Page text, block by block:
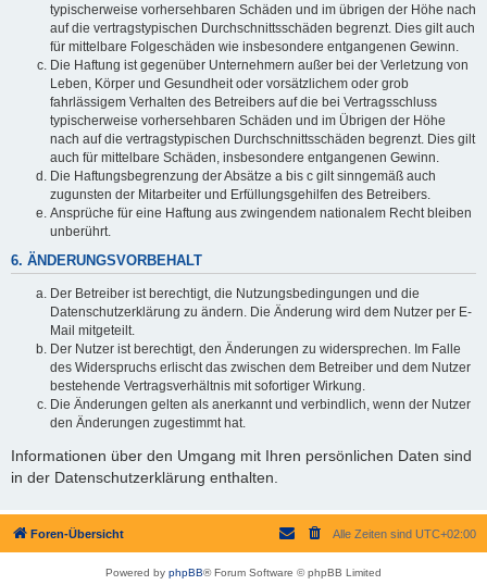
typischerweise vorhersehbaren Schäden und im übrigen der Höhe nach
auf die vertragstypischen Durchschnittsschäden begrenzt. Dies gilt auch
für mittelbare Folgeschäden wie insbesondere entgangenen Gewinn.
Die Haftung ist gegenüber Unternehmern außer bei der Verletzung von
Leben, Körper und Gesundheit oder vorsätzlichem oder grob
fahrlässigem Verhalten des Betreibers auf die bei Vertragsschluss
typischerweise vorhersehbaren Schäden und im Übrigen der Höhe
nach auf die vertragstypischen Durchschnittsschäden begrenzt. Dies gilt
auch für mittelbare Schäden, insbesondere entgangenen Gewinn.
Die Haftungsbegrenzung der Absätze a bis c gilt sinngemäß auch
zugunsten der Mitarbeiter und Erfüllungsgehilfen des Betreibers.
Ansprüche für eine Haftung aus zwingendem nationalem Recht bleiben
unberührt.
6. ÄNDERUNGSVORBEHALT
Der Betreiber ist berechtigt, die Nutzungsbedingungen und die
Datenschutzerklärung zu ändern. Die Änderung wird dem Nutzer per E-
Mail mitgeteilt.
Der Nutzer ist berechtigt, den Änderungen zu widersprechen. Im Falle
des Widerspruchs erlischt das zwischen dem Betreiber und dem Nutzer
bestehende Vertragsverhältnis mit sofortiger Wirkung.
Die Änderungen gelten als anerkannt und verbindlich, wenn der Nutzer
den Änderungen zugestimmt hat.
Informationen über den Umgang mit Ihren persönlichen Daten sind
in der Datenschutzerklärung enthalten.
Foren-Übersicht Alle Zeiten sind UTC+02:00
Powered by phpBB® Forum Software © phpBB Limited